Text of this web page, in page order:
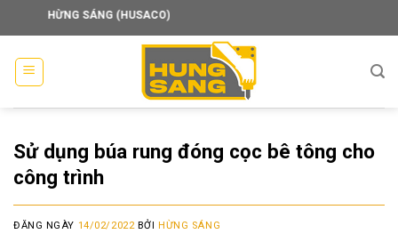
to
content
SÁNG (HUSACO)
Sử dụng búa rung đóng cọc bê tông cho
công trình
ĐĂNG NGÀY 14/02/2022BỞIHỪNG SÁNG